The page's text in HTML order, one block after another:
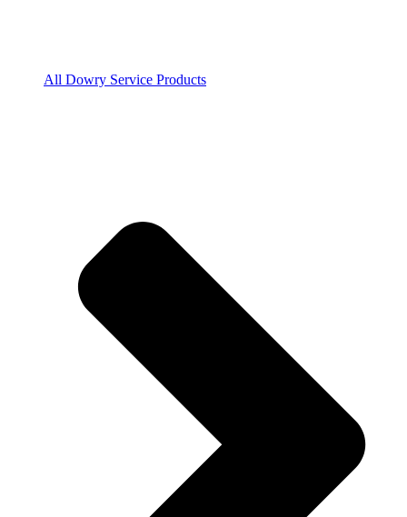
All Dowry Service Products